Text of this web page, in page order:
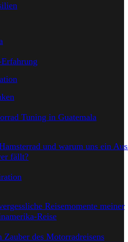
Tuning in Guatemala
und warum uns ein
fällt?
Reisemomente meiner
Reise
Zauber des Motorradreisens